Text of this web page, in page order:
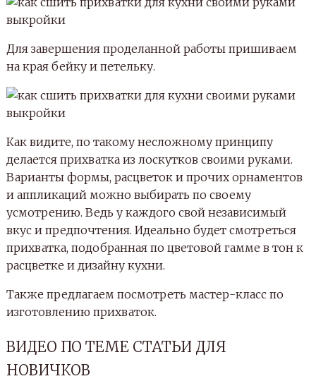
Для завершения проделанной работы пришиваем
на края бейку и петельку.
Как видите, по такому несложному принципу
делается прихватка из лоскутков своими руками.
Варианты формы, расцветок и прочих орнаментов
и аппликаций можно выбирать по своему
усмотрению. Ведь у каждого свой независимый
вкус и предпочтения. Идеально будет смотреться
прихватка, подобранная по цветовой гамме в тон к
расцветке и дизайну кухни.
Также предлагаем посмотреть мастер-класс по
изготовлению прихваток.
ВИДЕО ПО ТЕМЕ СТАТЬИ ДЛЯ
НОВИЧКОВ